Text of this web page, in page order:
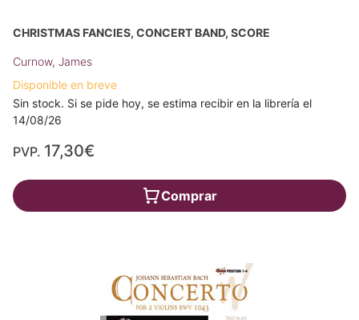
CHRISTMAS FANCIES, CONCERT BAND, SCORE
Curnow, James
Disponible en breve
Sin stock. Si se pide hoy, se estima recibir en la librería el
14/08/26
PVP. 17,30€
Comprar